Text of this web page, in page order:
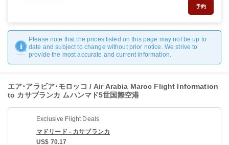
予約
Please note that the prices listed on this page may not be up to
date and subject to change without prior notice. We strive to
provide the most accurate and current information.
エア･アラビア･モロッコ / Air Arabia Maroc Flight Information
to カサブランカ ムハンマド5世国際空港
Exclusive Flight Deals
マドリード - カサブランカ
US$ 70.17